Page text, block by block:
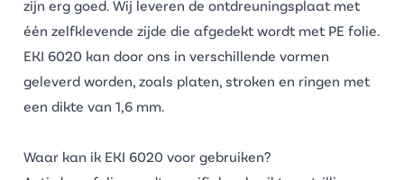
zijn erg goed. Wij leveren de ontdreuningsplaat met
één zelfklevende zijde die afgedekt wordt met PE folie.
EKI 6020 kan door ons in verschillende vormen
geleverd worden, zoals platen, stroken en ringen met
een dikte van 1,6 mm.
Waar kan ik EKI 6020 voor gebruiken?